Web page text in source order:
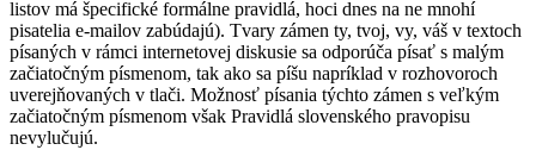
listov má špecifické formálne pravidlá, hoci dnes na ne mnohí
pisatelia e-mailov zabúdajú). Tvary zámen ty, tvoj, vy, váš v textoch
písaných v rámci internetovej diskusie sa odporúča písať s malým
začiatočným písmenom, tak ako sa píšu napríklad v rozhovoroch
uverejňovaných v tlači. Možnosť písania týchto zámen s veľkým
začiatočným písmenom však Pravidlá slovenského pravopisu
nevylučujú.